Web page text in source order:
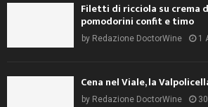
Filetti di ricciola su crema
pomodorini confit e timo
by Redazione DoctorWine 1
Cena nel Viale, la
by Redazione DoctorWine